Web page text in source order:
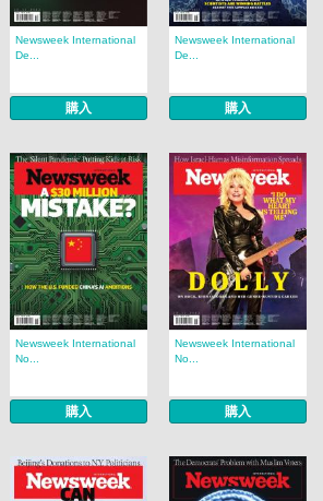
Newsweek International
De...
購入
Newsweek International
De...
購入
Newsweek International
No...
購入
Newsweek International
No...
購入